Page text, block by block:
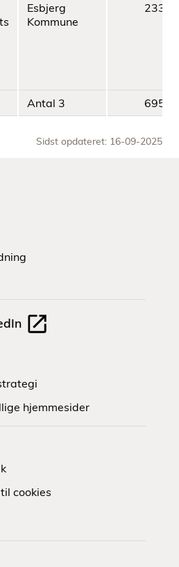
Esbjerg
Kommune
Antal 3
Sidst opdateret: 16-09-2025
hjemmesider
cookies